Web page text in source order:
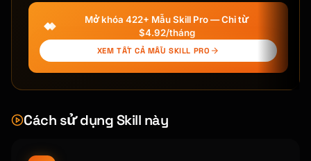
| Primary Product | [What customer is buying]
| Upsell Offer | [What you're offering] |
| Type | Upsell / Cross-sell |
| Channel | Phone / Chat / In-person / Email
|
| Value Proposition | [Why it's worth it] |
Mở khóa 422+ Mẫu Skill Pro — Chỉ từ
$4.92/tháng
XEM TẤT CẢ MẪU SKILL PRO
Cách sử dụng Skill này